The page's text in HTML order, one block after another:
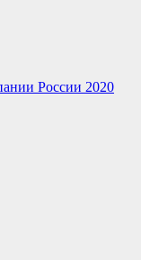
России 2020